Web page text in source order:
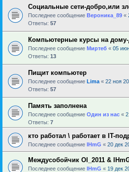
Социальные сети-добро,или
Последнее сообщение Вероника_89 «
Ответы: 57
Компьютерные курсы на
Последнее сообщение Миртеб « 05
Ответы: 13
Пищит компьютер
Последнее сообщение Lima « 22 ноя
Ответы: 57
Память заполнена
Последнее сообщение Один из нас «
Ответы: 7
кто работал \ работает в IT-
Последнее сообщение IHmG « 20 дек
Междусобойчик Ol_2011 &
Последнее сообщение IHmG « 19 дек